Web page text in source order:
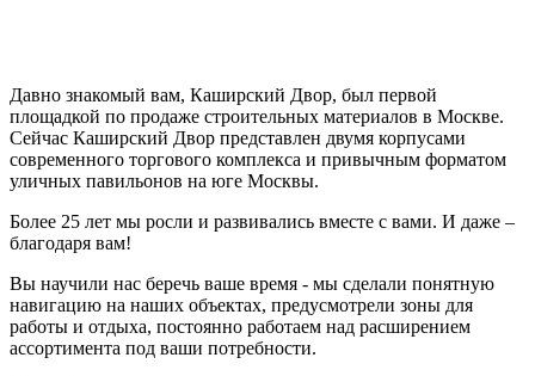
Давно знакомый вам, Каширский Двор, был первой
площадкой по продаже строительных материалов в Москве.
Сейчас Каширский Двор представлен двумя корпусами
современного торгового комплекса и привычным форматом
уличных павильонов на юге Москвы.
Более 25 лет мы росли и развивались вместе с вами. И даже –
благодаря вам!
Вы научили нас беречь ваше время - мы сделали понятную
навигацию на наших объектах, предусмотрели зоны для
работы и отдыха, постоянно работаем над расширением
ассортимента под ваши потребности.